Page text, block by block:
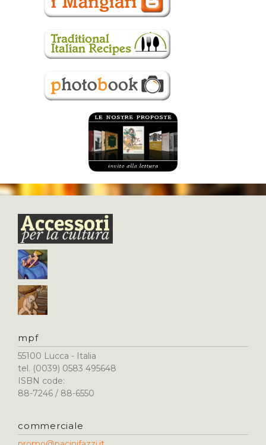
mpf
55100 Lucca - Italia
tel. (0039) 0583 495648
ISBN code:
88-7246 / 88-6550
commerciale